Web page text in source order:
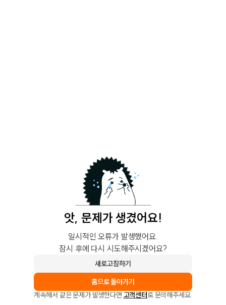
앗, 문제가 생겼어요!
일시적인 오류가 발생했어요.
잠시 후에 다시 시도해주시겠어요?
새로고침하기
홈으로 돌아가기
계속해서 같은 문제가 발생한다면 고객센터로 문의해주세요.